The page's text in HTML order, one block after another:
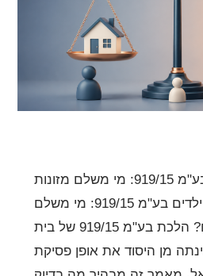
דף הבית › בלוג › בע"מ 919/15: מי משלם מזונות
ילדים היום? מזונות ילדים בע"מ 919/15: מי משלם
מזונות ילדים היום? הלכת בע"מ 919/15 של בית
מן היסוד את אופן פסיקת